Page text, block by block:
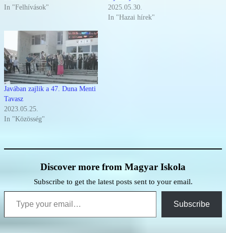
In "Felhívások"
2025.05.30.
In "Hazai hírek"
Javában zajlik a 47. Duna Menti
Tavasz
2023.05.25.
In "Közösség"
Discover more from Magyar Iskola
Subscribe to get the latest posts sent to your email.
Type your email…
Subscribe